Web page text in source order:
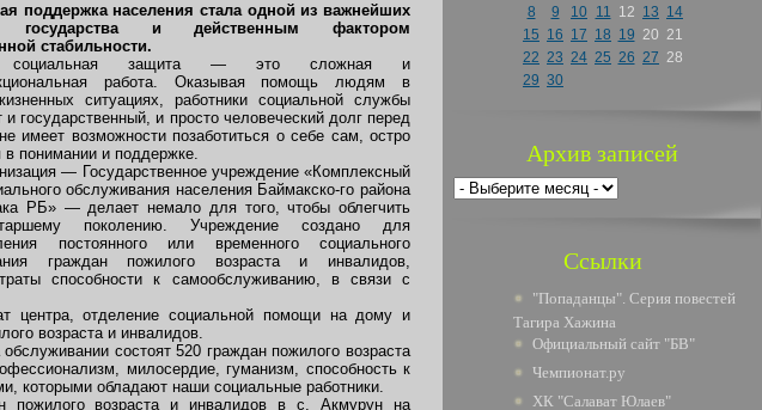
поддержка населения стала одной из важнейших
государства и действенным фактором
стабильности.
социальная защита — это сложная и
работа. Оказывая помощь людям в
ситуациях, работники социальной службы
и государственный, и просто человеческий долг перед
имеет возможности позаботиться о себе сам, остро
в понимании и поддержке.
— Государственное учреждение «Комплексный
обслуживания населения Баймакско-го района
РБ» — делает немало для того, чтобы облегчить
поколению. Учреждение создано для
постоянного или временного социального
граждан пожилого возраста и инвалидов,
способности к самообслуживанию, в связи с
центра, отделение социальной помощи на дому и
возраста и инвалидов.
состоят 520 граждан пожилого возраста
милосердие, гуманизм, способность к
которыми обладают наши социальные работники.
пожилого возраста и инвалидов в с. Акмурун на
8
9 10 11 12 13 14
15 16 17 18 19 20 21
22 23 24 25 26 27 28
29 30
Архив записей
Ссылки
"Попаданцы". Серия повестей
Тагира Хажина
Официальный сайт "БВ"
Чемпионат.ру
ХК "Салават Юлаев"